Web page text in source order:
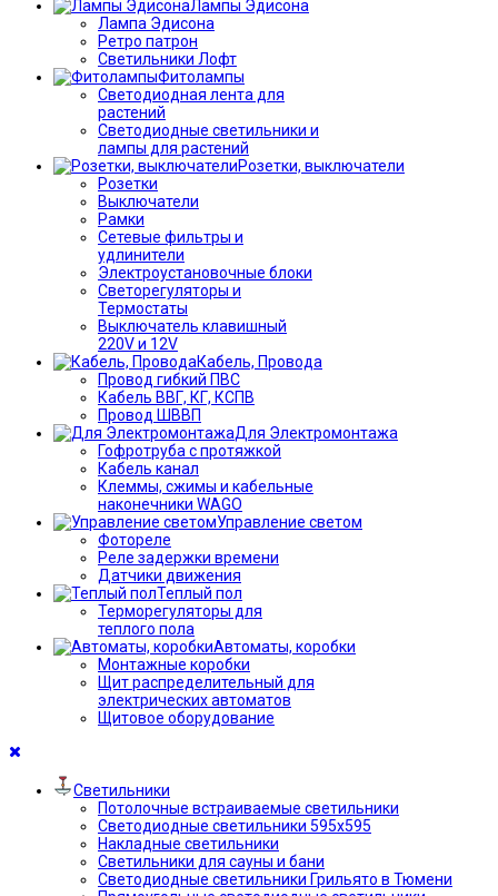
Лампы Эдисона
Лампа Эдисона
Ретро патрон
Светильники Лофт
Фитолампы
Светодиодная лента для
растений
Светодиодные светильники и
лампы для растений
Розетки, выключатели
Розетки
Выключатели
Рамки
Сетевые фильтры и
удлинители
Электроустановочные блоки
Светорегуляторы и
Термостаты
Выключатель клавишный
220V и 12V
Кабель, Провода
Провод гибкий ПВС
Кабель ВВГ, КГ, КСПВ
Провод ШВВП
Для Электромонтажа
Гофротруба с протяжкой
Кабель канал
Клеммы, сжимы и кабельные
наконечники WAGO
Управление светом
Фотореле
Реле задержки времени
Датчики движения
Теплый пол
Терморегуляторы для
теплого пола
Автоматы, коробки
Монтажные коробки
Щит распределительный для
электрических автоматов
Щитовое оборудование
Светильники
Потолочные встраиваемые светильники
Светодиодные светильники 595х595
Накладные светильники
Светильники для сауны и бани
Светодиодные светильники Грильято в Тюмени